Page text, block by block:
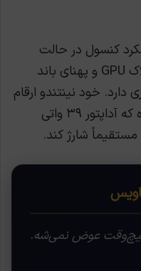
کنسول در حالت
دستی (شامل رزولوشن، سرعت کلاک GPU و پهنای باند
خود نینتندو ارقام
دقیقی منتشر نکرده، اما اعلام کرده که آداپتور ۳۹ واتی
عوض نمی‌شه.